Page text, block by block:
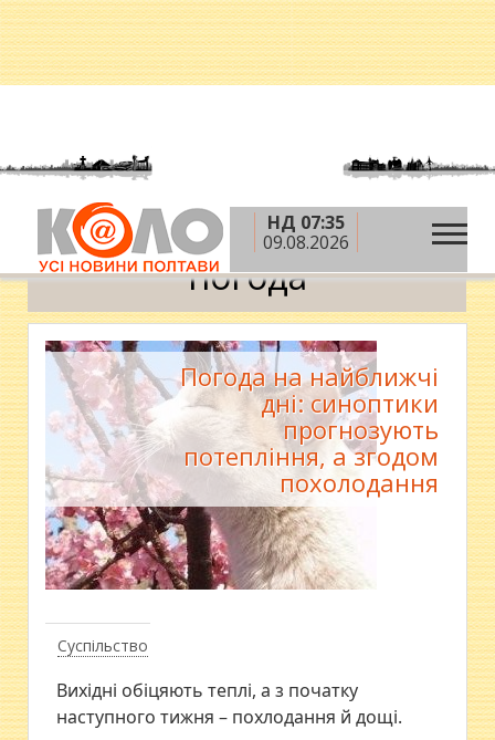
НД 07:35
09.08.2026
Головна » погода
погода
Суспільство
Погода на найближчі
дні: синоптики
прогнозують
потепління, а згодом
похолодання
Вихідні обіцяють теплі, а з початку
наступного тижня – похлодання й дощі.